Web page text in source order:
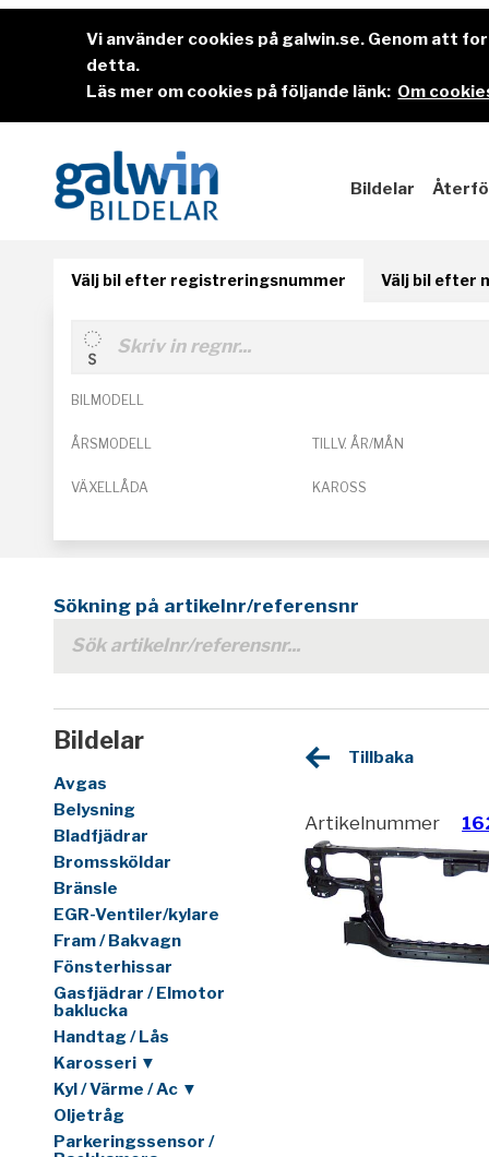
Vi använder cookies på galwin.se. Genom att
detta.
Läs mer om cookies på följande länk: Om
Bildelar
Välj bil efter registreringsnummer Välj bil efter
BILMODELL
ÅRSMODELL TILLV. ÅR/MÅN
VÄXELLÅDA KAROSS
Sökning på artikelnr/referensnr
Bildelar
Avgas
Belysning
Bladfjädrar
Bromssköldar
Bränsle
EGR-Ventiler/kylare
Fram / Bakvagn
Fönsterhissar
Gasfjädrar / Elmotor
baklucka
Handtag / Lås
Karosseri ▼
Kyl / Värme / Ac ▼
Oljetråg
Parkeringssensor /
Tillbaka
Artikelnummer